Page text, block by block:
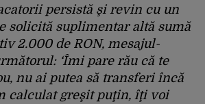
persistă şi revin cu un
solicită suplimentar altă sumă
2.000 de RON, mesajul-
‘Îmi pare rău că te
nu ai putea să transferi încă
calculat greşit puţin, îţi voi